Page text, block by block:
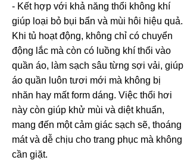
- Kết hợp với khả năng thổi không khí
giúp loại bỏ bụi bẩn và mùi hôi hiệu quả.
Khi tủ hoạt động, không chỉ có chuyển
động lắc mà còn có luồng khí thổi vào
quần áo, làm sạch sâu từng sợi vải, giúp
áo quần luôn tươi mới mà không bị
nhăn hay mất form dáng. Việc thổi hơi
này còn giúp khử mùi và diệt khuẩn,
mang đến một cảm giác sạch sẽ, thoáng
mát và dễ chịu cho trang phục mà không
cần giặt.